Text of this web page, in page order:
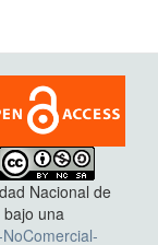
Nacional de
bajo una